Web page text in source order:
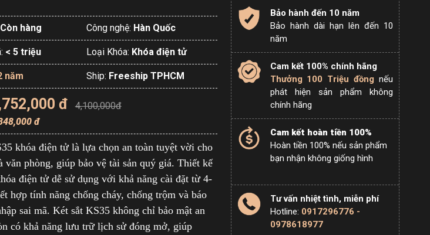
Còn hàng Công nghệ: Hàn Quốc
< 5 triệu Loại Khóa: Khóa điện tử
năm Ship: Freeship TPHCM
đ
4,100,000đ
đ
khóa điện tử là lựa chọn an toàn tuyệt vời cho
văn phòng, giúp bảo vệ tài sản quý giá. Thiết kế
điện tử dễ sử dụng với khả năng cài đặt từ 4-
hợp tính năng chống cháy, chống trộm và báo
sai mã. Két sắt KS35 không chỉ bảo mật an
có khả năng lưu trữ lịch sử đóng mở, giúp
Bảo hành đến 10 năm
Bảo hành dài hạn lên đến 10
năm
Cam kết 100% chính hãng
Thưởng 100 Triệu đồng nếu
phát hiện sản phẩm không
chính hãng
Cam kết hoàn tiền 100%
Hoàn tiền 100% nếu sản phẩm
bạn nhận không giống hình
Tư vấn nhiệt tình, miễn phí
Hotline: 0917296776 -
0978618977